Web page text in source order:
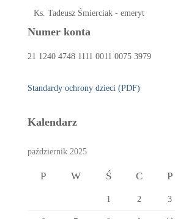
Ks. Tadeusz Śmierciak - emeryt
Numer konta
21 1240 4748 1111 0011 0075 3979
Standardy ochrony dzieci (PDF)
Kalendarz
październik 2025
P W Ś C P
1 2 3